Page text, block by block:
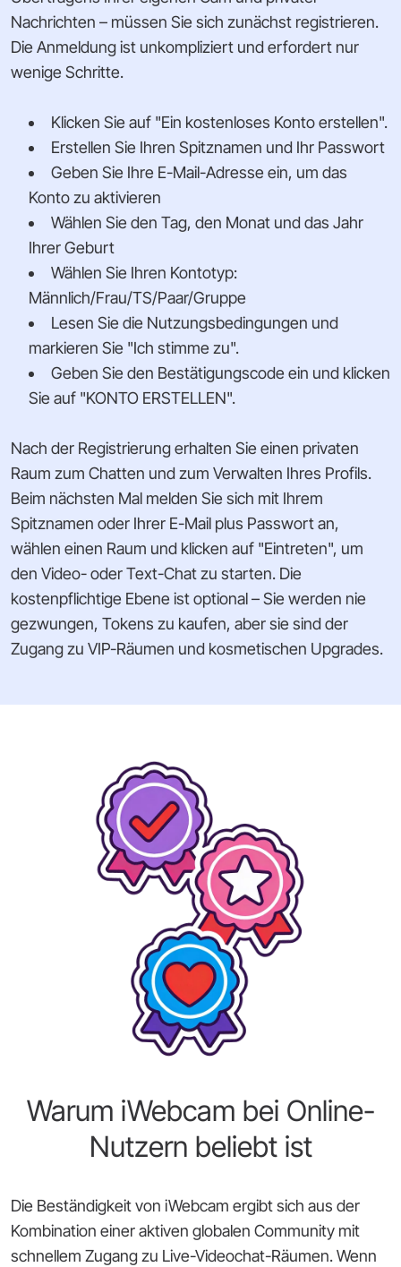
Nachrichten – müssen Sie sich zunächst registrieren.
Die Anmeldung ist unkompliziert und erfordert nur
wenige Schritte.
Klicken Sie auf "Ein kostenloses Konto erstellen".
Erstellen Sie Ihren Spitznamen und Ihr Passwort
Geben Sie Ihre E-Mail-Adresse ein, um das
Konto zu aktivieren
Wählen Sie den Tag, den Monat und das Jahr
Ihrer Geburt
Wählen Sie Ihren Kontotyp:
Männlich/Frau/TS/Paar/Gruppe
Lesen Sie die Nutzungsbedingungen und
markieren Sie "Ich stimme zu".
Geben Sie den Bestätigungscode ein und klicken
Sie auf "KONTO ERSTELLEN".
Nach der Registrierung erhalten Sie einen privaten
Raum zum Chatten und zum Verwalten Ihres Profils.
Beim nächsten Mal melden Sie sich mit Ihrem
Spitznamen oder Ihrer E-Mail plus Passwort an,
wählen einen Raum und klicken auf "Eintreten", um
den Video- oder Text-Chat zu starten. Die
kostenpflichtige Ebene ist optional – Sie werden nie
gezwungen, Tokens zu kaufen, aber sie sind der
Zugang zu VIP-Räumen und kosmetischen Upgrades.
Warum iWebcam bei Online-
Nutzern beliebt ist
Die Beständigkeit von iWebcam ergibt sich aus der
Kombination einer aktiven globalen Community mit
schnellem Zugang zu Live-Videochat-Räumen. Wenn